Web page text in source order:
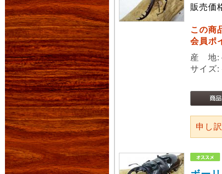
販売価
この商
会員ポ
産 地:
サイズ
申し